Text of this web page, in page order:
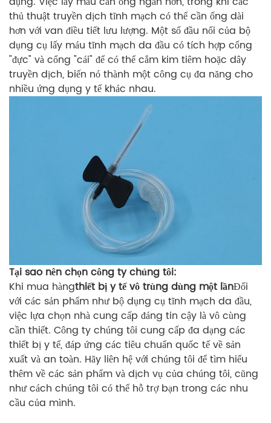
thủ thuật truyền dịch tĩnh mạch có thể cần ống dài
hơn với van điều tiết lưu lượng. Một số đầu nối của bộ
dụng cụ lấy máu tĩnh mạch da đầu có tích hợp cổng
"đực" và cổng "cái" để có thể cắm kim tiêm hoặc dây
truyền dịch, biến nó thành một công cụ đa năng cho
nhiều ứng dụng y tế khác nhau.
Tại sao nên chọn công ty chúng tôi:
Khi mua hàngthiết bị y tế vô trùng dùng một lầnĐối
với các sản phẩm như bộ dụng cụ tĩnh mạch da đầu,
việc lựa chọn nhà cung cấp đáng tin cậy là vô cùng
cần thiết. Công ty chúng tôi cung cấp đa dạng các
thiết bị y tế, đáp ứng các tiêu chuẩn quốc tế về sản
xuất và an toàn. Hãy liên hệ với chúng tôi để tìm hiểu
thêm về các sản phẩm và dịch vụ của chúng tôi, cũng
như cách chúng tôi có thể hỗ trợ bạn trong các nhu
cầu của mình.